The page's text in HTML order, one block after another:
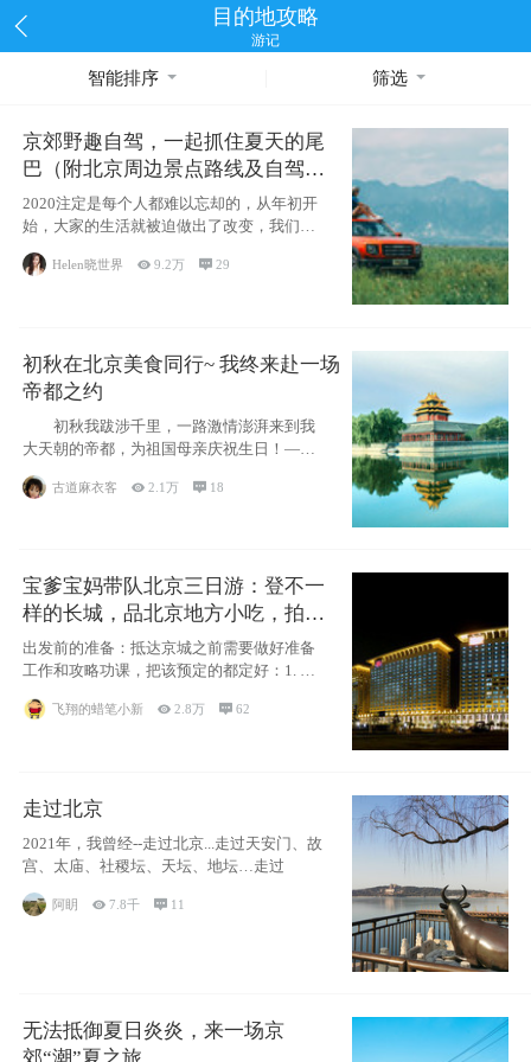
目的地攻略
游记
智能排序 筛选
京郊野趣自驾，一起抓住夏天的尾
巴（附北京周边景点路线及自驾攻
略）
2020注定是每个人都难以忘却的，从年初开
始，大家的生活就被迫做出了改变，我们也
不例外。本来双双辞职是为
Helen晓世界 9.2万 29
初秋在北京美食同行~ 我终来赴一场
帝都之约
初秋我跋涉千里，一路激情澎湃来到我
大天朝的帝都，为祖国母亲庆祝生日！——
古道麻衣客 2.1万  18
宝爹宝妈带队北京三日游：登不一
样的长城，品北京地方小吃，拍盘
古七星夜景！
出发前的准备：抵达京城之前需要做好准备
工作和攻略功课，把该预定的都定好：1. 酒
飞翔的蜡笔小新 2.8万 62
走过北京
2021年，我曾经--走过北京...走过天安门、故
宫、太庙、社稷坛、天坛、地坛…走过
阿眀 7.8千  11
无法抵御夏日炎炎，来一场京